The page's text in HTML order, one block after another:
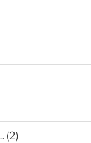
(2)